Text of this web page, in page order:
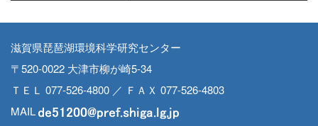
滋賀県琵琶湖環境科学研究センター
〒520-0022 大津市柳が崎5-34
ＴＥＬ 077-526-4800 ／ ＦＡＸ 077-526-4803
MAIL